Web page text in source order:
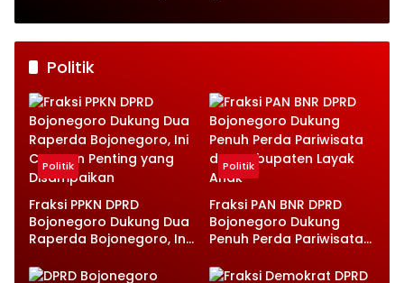
Politik
Politik
Fraksi PPKN DPRD
Bojonegoro Dukung Dua
Raperda Bojonegoro, Ini
Disampaikan
Politik
Fraksi PAN BNR DPRD
Bojonegoro Dukung
Penuh Perda Pariwisata
Anak